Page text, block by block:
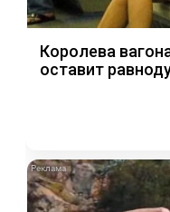
Королева
оставит